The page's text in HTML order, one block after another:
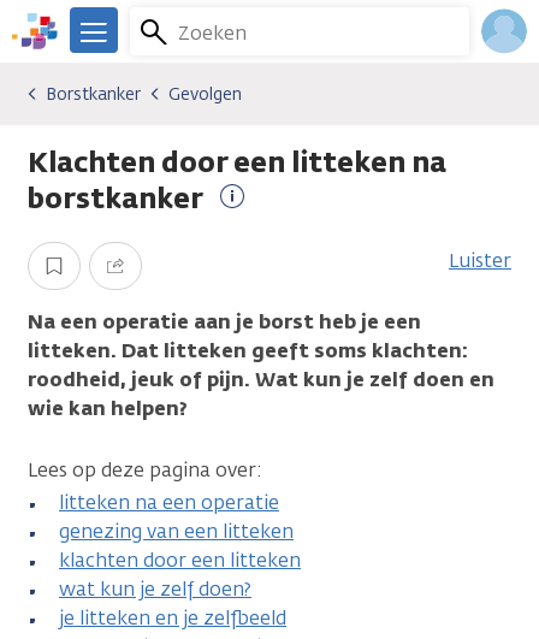
Overslaan
en
gaan
We
er
je.
Kanker.nl
Zoeken
Menu
Kankersoorten
Borstkanker
Gevolgen
Borstkanker Gevolgen
Klachten door een litteken na
borstkanker
Opslaan Delen Luister
Na een operatie aan je borst heb je een
litteken. Dat litteken geeft soms klachten:
roodheid, jeuk of pijn. Wat kun je zelf doen en
wie kan helpen?
Lees op deze pagina over:
litteken na een operatie
genezing van een litteken
klachten door een litteken
wat kun je zelf doen?
je litteken en je zelfbeeld